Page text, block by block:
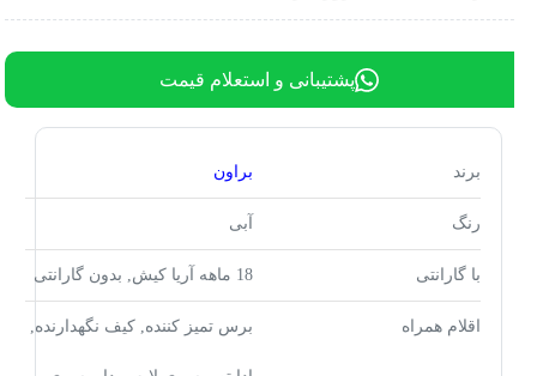
پشتیبانی و استعلام قیمت
برند براون
رنگ
با گارانتی
اقلام همراه برس تميز کننده, کیف نگهدارنده,